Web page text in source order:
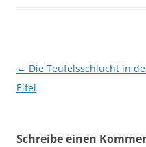
Beitragsnavigation
← Die Teufelsschlucht in
Eifel
Schreibe einen